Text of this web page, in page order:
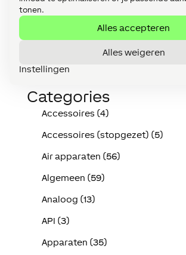
tonen.
Alles accepteren
Alles weigeren
Instellingen
Categories
Accessoires (4)
Accessoires (stopgezet) (5)
Air apparaten (56)
Algemeen (59)
Analoog (13)
API (3)
Apparaten (35)